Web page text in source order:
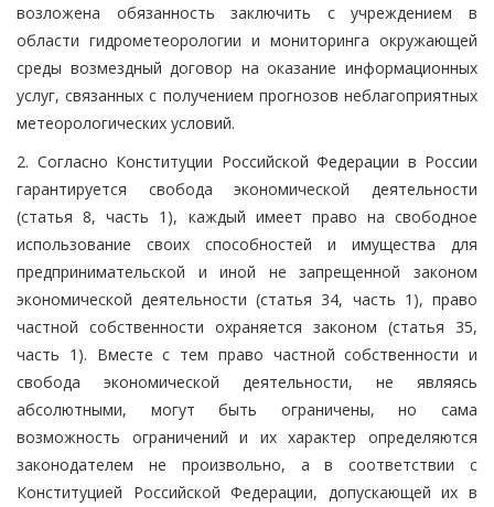
возложена обязанность заключить с учреждением в
области гидрометеорологии и мониторинга окружающей
среды возмездный договор на оказание информационных
услуг, связанных с получением прогнозов неблагоприятных
метеорологических условий.
2. Согласно Конституции Российской Федерации в России
гарантируется свобода экономической деятельности
(статья 8, часть 1), каждый имеет право на свободное
использование своих способностей и имущества для
предпринимательской и иной не запрещенной законом
экономической деятельности (статья 34, часть 1), право
частной собственности охраняется законом (статья 35,
часть 1). Вместе с тем право частной собственности и
свобода экономической деятельности, не являясь
абсолютными, могут быть ограничены, но сама
возможность ограничений и их характер определяются
законодателем не произвольно, а в соответствии с
Конституцией Российской Федерации, допускающей их в